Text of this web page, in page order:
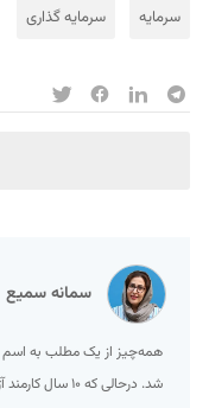
سرمایه سرمایه گذاری
سمانه سمیع
همه‌چیز از یک مطلب به اسم
شد. درحالی که